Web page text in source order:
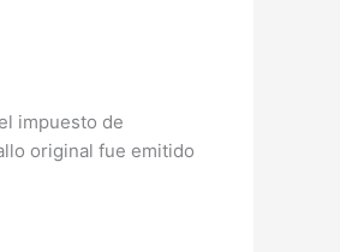
impuesto de
original fue emitido